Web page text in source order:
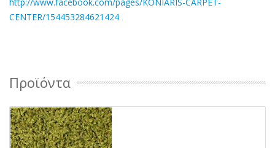
CENTER/154453284621424
Προϊόντα